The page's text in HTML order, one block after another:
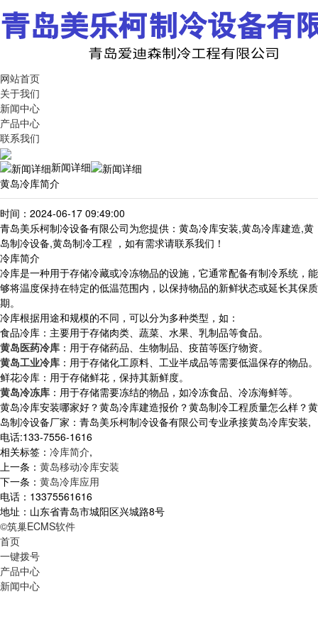
网站首页
关于我们
新闻中心
产品中心
联系我们
新闻详细
黄岛冷库简介
时间：2024-06-17 09:49:00
青岛美乐柯制冷设备有限公司为您提供：黄岛冷库安装,黄岛冷库建造,黄
岛制冷设备,黄岛制冷工程 ，如有需求请联系我们！
冷库简介
冷库是一种用于存储冷藏或冷冻物品的设施，它通常配备有制冷系统，能
够将温度保持在特定的低温范围内，以保持物品的新鲜状态或延长其保质
期。
冷库根据用途和规模的不同，可以分为多种类型，如：
食品冷库：主要用于存储肉类、蔬菜、水果、乳制品等食品。
黄岛医药冷库 ：用于存储药品、生物制品、疫苗等医疗物资。
黄岛工业冷库 ：用于存储化工原料、工业半成品等需要低温保存的物品。
鲜花冷库：用于存储鲜花，保持其新鲜度。
黄岛冷冻库 ：用于存储需要冻结的物品，如冷冻食品、冷冻海鲜等。
黄岛冷库安装哪家好？黄岛冷库建造报价？黄岛制冷工程质量怎么样？黄
岛制冷设备厂家：青岛美乐柯制冷设备有限公司专业承接黄岛冷库安装,
电话:133-7556-1616
相关标签： 冷库简介,
上一条： 黄岛移动冷库安装
下一条： 黄岛冷库应用
电话：13375561616
地址：山东省青岛市城阳区兴城路8号
©筑巢ECMS软件
首页
一键拨号
产品中心
新闻中心